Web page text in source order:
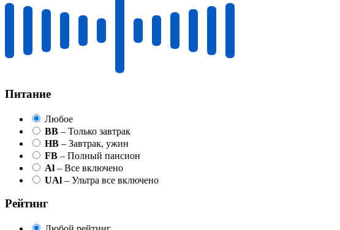
Питание
Любое
BB – Только завтрак
HB – Завтрак, ужин
FB – Полный пансион
Al – Все включено
UAl – Ультра все включено
Рейтинг